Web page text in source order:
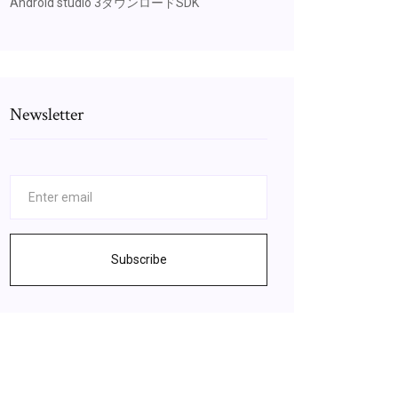
Newsletter
Subscribe